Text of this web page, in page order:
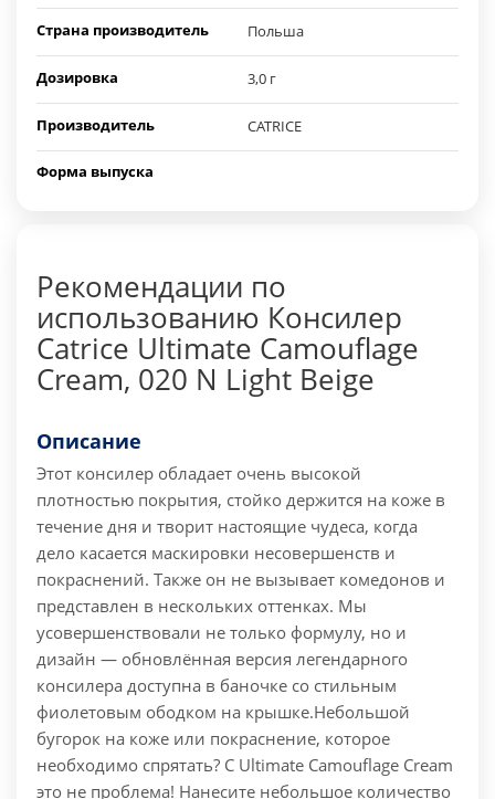
Страна производитель Польша
Дозировка 3,0 г
Производитель CATRICE
Форма выпуска
Рекомендации по
использованию Консилер
Catrice Ultimate Camouflage
Cream, 020 N Light Beige
Описание
Этот консилер обладает очень высокой
плотностью покрытия, стойко держится на коже в
течение дня и творит настоящие чудеса, когда
дело касается маскировки несовершенств и
покраснений. Также он не вызывает комедонов и
представлен в нескольких оттенках. Мы
усовершенствовали не только формулу, но и
дизайн — обновлённая версия легендарного
консилера доступна в баночке со стильным
фиолетовым ободком на крышке.Небольшой
бугорок на коже или покраснение, которое
необходимо спрятать? С Ultimate Camouflage Cream
это не проблема! Нанесите небольшое количество